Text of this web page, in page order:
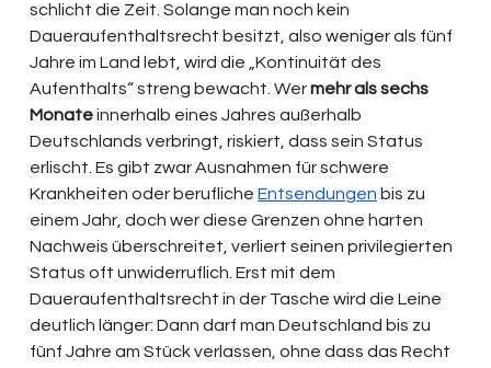
schlicht die Zeit. Solange man noch kein
Daueraufenthaltsrecht besitzt, also weniger als fünf
Jahre im Land lebt, wird die „Kontinuität des
Aufenthalts“ streng bewacht. Wer mehr als sechs
Monate innerhalb eines Jahres außerhalb
Deutschlands verbringt, riskiert, dass sein Status
erlischt. Es gibt zwar Ausnahmen für schwere
Krankheiten oder berufliche Entsendungen bis zu
einem Jahr, doch wer diese Grenzen ohne harten
Nachweis überschreitet, verliert seinen privilegierten
Status oft unwiderruflich. Erst mit dem
Daueraufenthaltsrecht in der Tasche wird die Leine
deutlich länger: Dann darf man Deutschland bis zu
fünf Jahre am Stück verlassen, ohne dass das Recht